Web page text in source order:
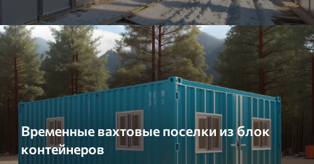
Временные вахтовые поселки из блок
контейнеров